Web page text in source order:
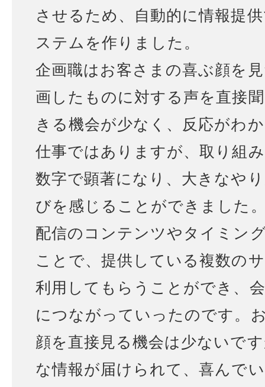
させるため、自動的に情報提
ステムを作りました。
企画職はお客さまの喜ぶ顔を
画したものに対する声を直接
きる機会が少なく、反応がわ
仕事ではありますが、取り組
数字で顕著になり、大きなや
びを感じることができました
配信のコンテンツやタイミン
ことで、提供している複数の
利用してもらうことができ、
につながっていったのです。
顔を直接見る機会は少ないで
な情報が届けられて、喜んで